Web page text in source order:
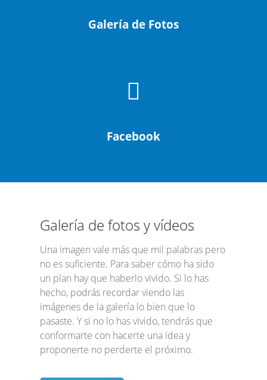
Galería de Fotos
Facebook
​Galería de fotos y vídeos
​Una imagen vale más que mil palabras pero
no es suficiente. Para saber cómo ha sido
un plan hay que haberlo vivido. Si lo has
hecho, podrás recordar viendo las
imágenes de la galería lo bien que lo
pasaste. Y si no lo has vivido, tendrás que
conformarte con hacerte una idea y
proponerte no perderte el próximo.